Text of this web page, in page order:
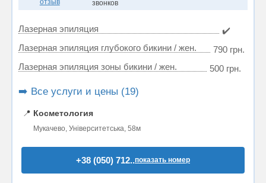
отзыв
звонков
Лазерная эпиляция
✔️
Лазерная эпиляция глубокого бикини / жен.
790 грн.
Лазерная эпиляция зоны бикини / жен.
500 грн.
➡️ Все услуги и цены (19)
📍 Косметология
Мукачево, Університетська, 58м
+38 (050) 712..показать номер